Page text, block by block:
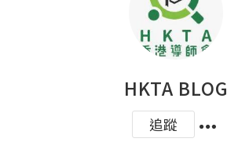
HKTA BLOG
追蹤